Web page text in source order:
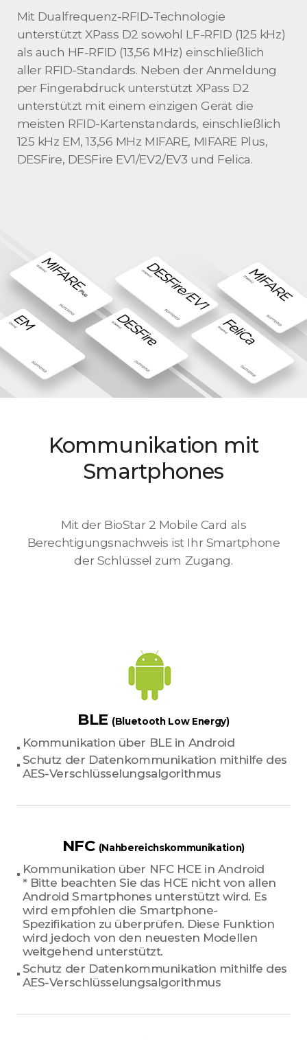
Mit Dualfrequenz-RFID-Technologie
unterstützt XPass D2 sowohl LF-RFID (125 kHz)
als auch HF-RFID (13,56 MHz) einschließlich
aller RFID-Standards. Neben der Anmeldung
per Fingerabdruck unterstützt XPass D2
unterstützt mit einem einzigen Gerät die
meisten RFID-Kartenstandards, einschließlich
125 kHz EM, 13,56 MHz MIFARE, MIFARE Plus,
DESFire, DESFire EV1/EV2/EV3 und Felica.
Kommunikation mit
Smartphones
Mit der BioStar 2 Mobile Card als
Berechtigungsnachweis ist Ihr Smartphone
der Schlüssel zum Zugang.
BLE (Bluetooth Low Energy)
Kommunikation über BLE in Android
Schutz der Datenkommunikation mithilfe des
AES-Verschlüsselungsalgorithmus
NFC (Nahbereichskommunikation)
Kommunikation über NFC HCE in Android
* Bitte beachten Sie das HCE nicht von allen
Android Smartphones unterstützt wird. Es
wird empfohlen die Smartphone-
Spezifikation zu überprüfen. Diese Funktion
wird jedoch von den neuesten Modellen
weitgehend unterstützt.
Schutz der Datenkommunikation mithilfe des
AES-Verschlüsselungsalgorithmus